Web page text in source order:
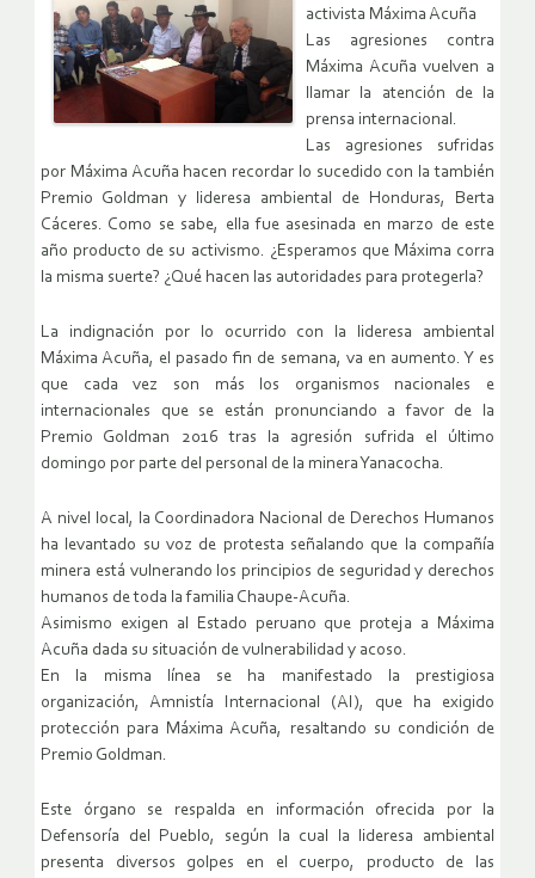
activista Máxima Acuña
Las agresiones contra
Máxima Acuña vuelven a
llamar la atención de la
prensa internacional.
Las agresiones sufridas
por Máxima Acuña hacen recordar lo sucedido con la también
Premio Goldman y lideresa ambiental de Honduras, Berta
Cáceres. Como se sabe, ella fue asesinada en marzo de este
año producto de su activismo. ¿Esperamos que Máxima corra
la misma suerte? ¿Qué hacen las autoridades para protegerla?
La indignación por lo ocurrido con la lideresa ambiental
Máxima Acuña, el pasado fin de semana, va en aumento. Y es
que cada vez son más los organismos nacionales e
internacionales que se están pronunciando a favor de la
Premio Goldman 2016 tras la agresión sufrida el último
domingo por parte del personal de la minera Yanacocha.
A nivel local, la Coordinadora Nacional de Derechos Humanos
ha levantado su voz de protesta señalando que la compañía
minera está vulnerando los principios de seguridad y derechos
humanos de toda la familia Chaupe-Acuña.
Asimismo exigen al Estado peruano que proteja a Máxima
Acuña dada su situación de vulnerabilidad y acoso.
En la misma línea se ha manifestado la prestigiosa
organización, Amnistía Internacional (AI), que ha exigido
protección para Máxima Acuña, resaltando su condición de
Premio Goldman.
Este órgano se respalda en información ofrecida por la
Defensoría del Pueblo, según la cual la lideresa ambiental
presenta diversos golpes en el cuerpo, producto de las